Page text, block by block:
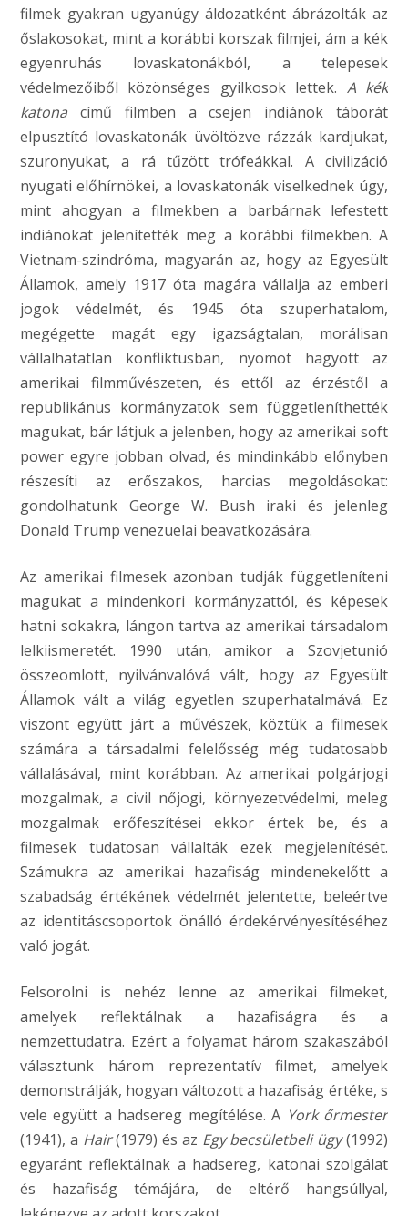
filmek gyakran ugyanúgy áldozatként ábrázolták az
őslakosokat, mint a korábbi korszak filmjei, ám a kék
egyenruhás lovaskatonákból, a telepesek
védelmezőiből közönséges gyilkosok lettek. A kék
katona című filmben a csejen indiánok táborát
elpusztító lovaskatonák üvöltözve rázzák kardjukat,
szuronyukat, a rá tűzött trófeákkal. A civilizáció
nyugati előhírnökei, a lovaskatonák viselkednek úgy,
mint ahogyan a filmekben a barbárnak lefestett
indiánokat jelenítették meg a korábbi filmekben. A
Vietnam-szindróma, magyarán az, hogy az Egyesült
Államok, amely 1917 óta magára vállalja az emberi
jogok védelmét, és 1945 óta szuperhatalom,
megégette magát egy igazságtalan, morálisan
vállalhatatlan konfliktusban, nyomot hagyott az
amerikai filmművészeten, és ettől az érzéstől a
republikánus kormányzatok sem függetleníthették
magukat, bár látjuk a jelenben, hogy az amerikai soft
power egyre jobban olvad, és mindinkább előnyben
részesíti az erőszakos, harcias megoldásokat:
gondolhatunk George W. Bush iraki és jelenleg
Donald Trump venezuelai beavatkozására.
Az amerikai filmesek azonban tudják függetleníteni
magukat a mindenkori kormányzattól, és képesek
hatni sokakra, lángon tartva az amerikai társadalom
lelkiismeretét. 1990 után, amikor a Szovjetunió
összeomlott, nyilvánvalóvá vált, hogy az Egyesült
Államok vált a világ egyetlen szuperhatalmává. Ez
viszont együtt járt a művészek, köztük a filmesek
számára a társadalmi felelősség még tudatosabb
vállalásával, mint korábban. Az amerikai polgárjogi
mozgalmak, a civil nőjogi, környezetvédelmi, meleg
mozgalmak erőfeszítései ekkor értek be, és a
filmesek tudatosan vállalták ezek megjelenítését.
Számukra az amerikai hazafiság mindenekelőtt a
szabadság értékének védelmét jelentette, beleértve
az identitáscsoportok önálló érdekérvényesítéséhez
való jogát.
Felsorolni is nehéz lenne az amerikai filmeket,
amelyek reflektálnak a hazafiságra és a
nemzettudatra. Ezért a folyamat három szakaszából
választunk három reprezentatív filmet, amelyek
demonstrálják, hogyan változott a hazafiság értéke, s
vele együtt a hadsereg megítélése. A York őrmester
(1941), a Hair(1979) és az Egy becsületbeli ügy(1992)
egyaránt reflektálnak a hadsereg, katonai szolgálat
és hazafiság témájára, de eltérő hangsúllyal,